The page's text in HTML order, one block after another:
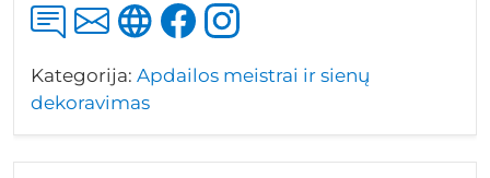
Kategorija: Apdailos meistrai ir sienų
dekoravimas